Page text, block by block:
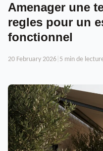
Amenager une
regles pour un
fonctionnel
20 February 2026 5 min de